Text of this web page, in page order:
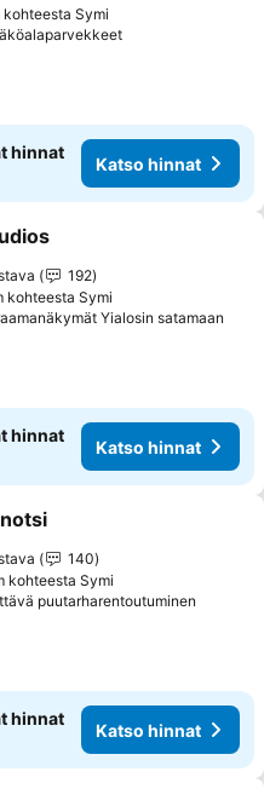
kohteesta Symi
hinnat
Katso hinnat
suosikkeihin
192
kohteesta Symi
Yialosin satamaan
hinnat
Katso hinnat
suosikkeihin
140
kohteesta Symi
puutarharentoutuminen
hinnat
Katso hinnat